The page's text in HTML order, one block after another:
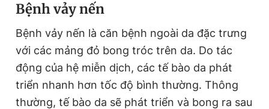
© 2003-2026 Bản quyền thuộc về Báo Thanh Niên. Cấm sao
chép dưới mọi hình thức nếu không có sự chấp thuận bằng văn
bản. Phát triển bởi ePi Technologies, JSC.
Bệnh vảy nến
Bệnh vảy nến là căn bệnh ngoài da đặc trưng
với các mảng đỏ bong tróc trên da. Do tác
động của hệ miễn dịch, các tế bào da phát
triển nhanh hơn tốc độ bình thường. Thông
thường, tế bào da sẽ phát triển và bong ra sau